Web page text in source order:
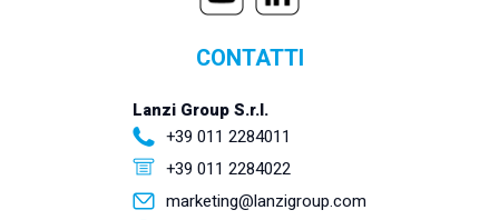
CONTATTI
Lanzi Group S.r.l.
+39 011 2284011
+39 011 2284022
marketing@lanzigroup.com